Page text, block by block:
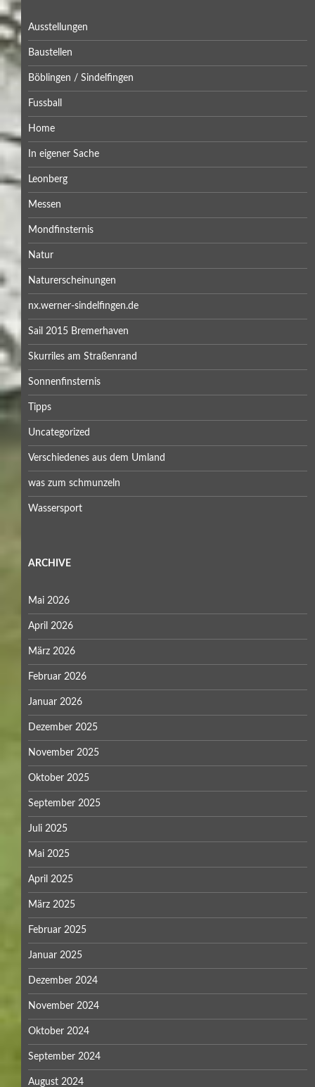
Ausstellungen
Baustellen
Böblingen / Sindelfingen
Fussball
Home
In eigener Sache
Leonberg
Messen
Mondfinsternis
Natur
Naturerscheinungen
nx.werner-sindelfingen.de
Sail 2015 Bremerhaven
Skurriles am Straßenrand
Sonnenfinsternis
Tipps
Uncategorized
Verschiedenes aus dem Umland
was zum schmunzeln
Wassersport
ARCHIVE
Mai 2026
April 2026
März 2026
Februar 2026
Januar 2026
Dezember 2025
November 2025
Oktober 2025
September 2025
Juli 2025
Mai 2025
April 2025
März 2025
Februar 2025
Januar 2025
Dezember 2024
November 2024
Oktober 2024
September 2024
August 2024